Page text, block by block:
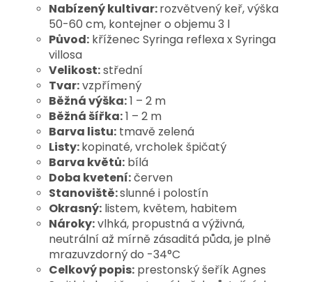
Nabízený kultivar:rozvětvený keř, výška
50-60 cm, kontejner o objemu 3 l
Původ: kříženec Syringa reflexa x Syringa
villosa
Velikost:střední
Tvar:vzpřímený
Běžná výška:1 – 2 m
Běžná šířka:1 – 2 m
Barva listu: tmavě zelená
Listy:kopinaté, vrcholek špičatý
Barva květů: bílá
Doba kvetení:červen
Stanoviště:slunné i polostín
Okrasný: listem, květem, habitem
Nároky:vlhká, propustná a výživná,
neutrální až mírně zásaditá půda, je plně
mrazuvzdorný do -34°C
Celkový popis: prestonský šeřík Agnes